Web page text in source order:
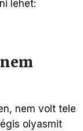
lehet:
nem volt tele
olyasmit